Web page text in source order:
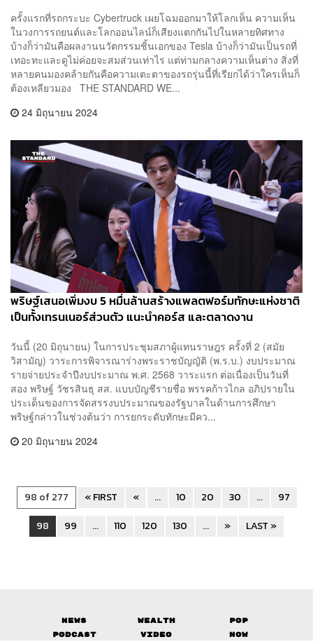
ครั้งแรกที่รถกระบะ Cybertruck เผยโฉมออกมาให้โลกเห็น ความเห็น
ในวงการรถยนต์และโลกออนไลน์ก็เสียงแตกกันไปในหลายทิศทาง
บ้างก็ว่ามันคือผลงานนวัตกรรมชิ้นเอกของ Tesla บ้างก็ว่ามันเป็นรถที่
เทอะทะและดูไม่ค่อยจะสมส่วนเท่าไร แต่ท่ามกลางความเห็นต่าง สิ่งที่
หลายคนมองคล้ายกันคือความเตะตาของรถรุ่นนี้ที่เรียกได้ว่าใครเห็นก็
ต้องเหลียวมอง THE STANDARD WE...
24 มิถุนายน 2024
พริษฐ์เสนอเพิ่มงบ 5 หมื่นล้านสร้างแพลตฟอร์มทักษะแห่งชาติ
เป็นทั้งเทรนเนอร์ส่วนตัว แนะนำคอร์ส และตลาดงาน
วันนี้ (20 มิถุนายน) ในการประชุมสภาผู้แทนราษฎร ครั้งที่ 2 (สมัย
วิสามัญ) วาระการพิจารณาร่างพระราชบัญญัติ (พ.ร.บ.) งบประมาณ
รายจ่ายประจำปีงบประมาณ พ.ศ. 2568 วาระแรก ต่อเนื่องเป็นวันที่
สอง พริษฐ์ วัชรสินธุ สส. แบบบัญชีรายชื่อ พรรคก้าวไกล อภิปรายใน
ประเด็นของการจัดสรรงบประมาณของรัฐบาลในด้านการศึกษา
พริษฐ์กล่าวในช่วงต้นว่า การยกระดับทักษะมีคว...
20 มิถุนายน 2024
98 of 277 « FIRST « ... 10 20 30 ...
97
98
99 ... 110 120 130 ... » LAST »
News Wealth
Pop
Podcast
Video Now